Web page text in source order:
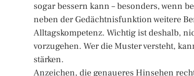
sogar bessern kann – besonders, wenn
neben der Gedächtnisfunktion weitere
Alltagskompetenz. Wichtig ist deshalb,
vorzugehen. Wer die Muster versteht,
stärken.
Anzeichen, die genaueres Hinsehen